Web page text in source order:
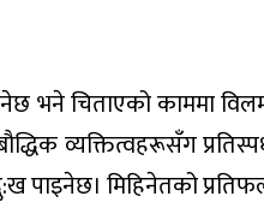
भने चिताएको काममा
बौद्धिक व्यक्तित्वहरूसँग
पाइनेछ। मिहिनेतको